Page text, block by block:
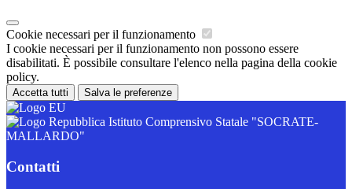
Cookie necessari per il funzionamento
I cookie necessari per il funzionamento non possono essere
disabilitati. È possibile consultare l'elenco nella pagina della cookie
policy.
Accetta tutti Salva le preferenze
Istituto Comprensivo Statale "SOCRATE-
MALLARDO"
Contatti